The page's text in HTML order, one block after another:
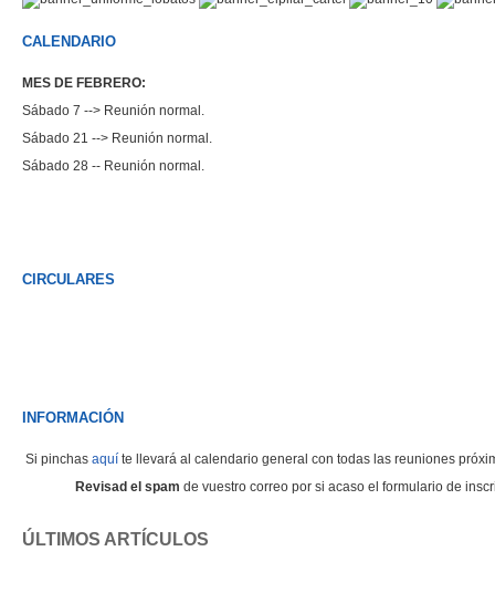
CALENDARIO
MES DE FEBRERO:
Sábado 7 --> Reunión normal.
Sábado 21 --> Reunión normal.
Sábado 28 -- Reunión normal.
CIRCULARES
INFORMACIÓN
Si pinchas aquí te llevará al calendario general con todas las reuniones
Revisad el spam de vuestro correo por si acaso el formulario de
ÚLTIMOS ARTÍCULOS